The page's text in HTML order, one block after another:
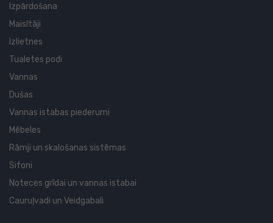
Izpārdošana
Maisītāji
Izlietnes
Tualetes podi
Vannas
Dušas
Vannas istabas piederumi
Mēbeles
Rāmji un skalošanas sistēmas
Sifoni
Noteces grīdai un vannas istabai
Cauruļvadi un Veidgabali